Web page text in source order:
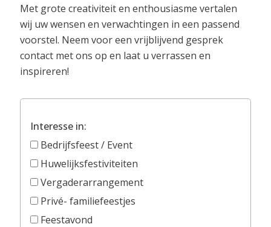
Met grote creativiteit en enthousiasme vertalen
wij uw wensen en verwachtingen in een passend
voorstel. Neem voor een vrijblijvend gesprek
contact met ons op en laat u verrassen en
inspireren!
Interesse in:
Bedrijfsfeest / Event
Huwelijksfestiviteiten
Vergaderarrangement
Privé- familiefeestjes
Feestavond